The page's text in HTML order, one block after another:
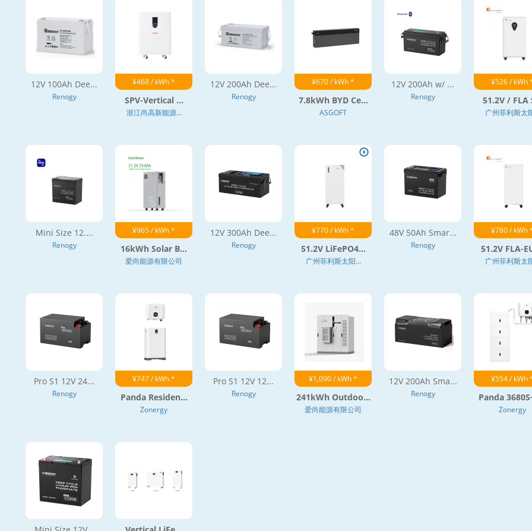
12V 100Ah Dee...
Renogy
¥468 / kWh *
SPV-Vertical ...
浙江尚高新能源...
12V 200Ah Dee...
Renogy
¥670 / kWh *
7.8kWh BYD Ce...
ASGOFT
12V 200Ah w/ ...
Renogy
¥526 / kWh
51.2V / FLA
广州菲利斯太
Mini Size 12....
Renogy
¥965 / kWh *
16kWh Solar B...
爱尚能源有限公司
12V 300Ah Dee...
Renogy
¥770 / kWh *
51.2V LiFePO4...
广州菲利斯太阳...
48V 50Ah Smar...
Renogy
¥780 / kWh
51.2V FLA-
广州菲利斯太
Pro S1 12V 24...
Renogy
¥747 / kWh *
Panda Residen...
Zonergy
Pro S1 12V 12...
Renogy
¥1,090 / kWh *
241kWh Outdoo...
爱尚能源有限公司
12V 200Ah Sma...
Renogy
¥554 / kWh
Panda
Zonergy